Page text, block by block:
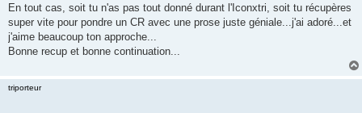
n
o
n
l
u
En tout cas, soit tu n'as pas tout donné durant l'Iconxtri, soit tu récupères
super vite pour pondre un CR avec une prose juste géniale...j'ai adoré...et
j'aime beaucoup ton approche...
Bonne recup et bonne continuation...
triporteur